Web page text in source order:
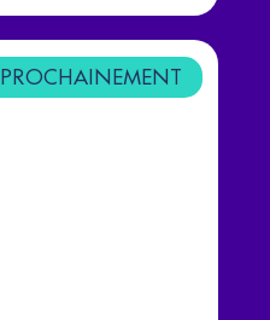
PROCHAINEMENT